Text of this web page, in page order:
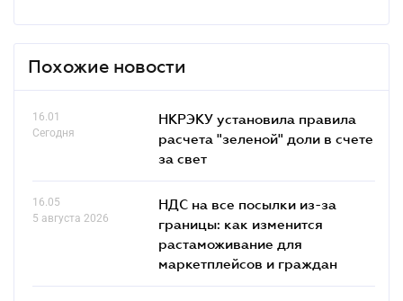
Похожие новости
16.01
Сегодня
НКРЭКУ установила правила
расчета "зеленой" доли в счете
за свет
16.05
5 августа 2026
НДС на все посылки из-за
границы: как изменится
растаможивание для
маркетплейсов и граждан